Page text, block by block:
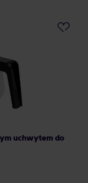
uchwytem do